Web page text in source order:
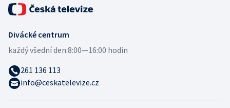
Divácké centrum
každý všední den:8:00—16:00 hodin
261 136 113
info@ceskatelevize.cz